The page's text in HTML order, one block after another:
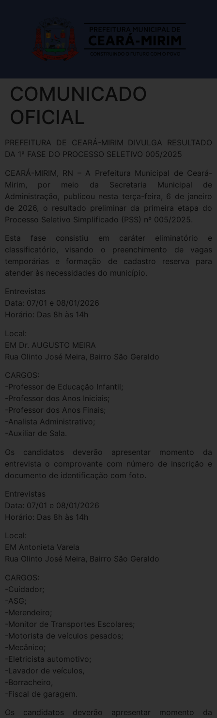
COMUNICADO
OFICIAL
PREFEITURA DE CEARÁ-MIRIM DIVULGA RESULTADO
DA 1ª FASE DO PROCESSO SELETIVO 005/2025
CEARÁ-MIRIM, RN – A Prefeitura Municipal de Ceará-
Mirim, por meio da Secretaria Municipal de
Administração, publicou nesta terça-feira, 6 de janeiro
de 2026, o resultado preliminar da primeira etapa do
Processo Seletivo Simplificado (PSS) nº 005/2025.
Esta fase consistiu em caráter eliminatório e
classificatório, visando o preenchimento de vagas
temporárias e formação de cadastro reserva para
atender às necessidades do município.
Entrevistas
Data: 07/01 e 08/01/2026
Horário: Das 8h às 14h
Local:
EM Dr. AUGUSTO MEIRA
Rua Olinto José Meira, Bairro São Geraldo
CARGOS:
-Professor de Educação Infantil;
-Professor dos Anos Iniciais;
-Professor dos Anos Finais;
-Analista Administrativo;
-Auxiliar de Sala.
Os candidatos deverão apresentar momento da
entrevista o comprovante com número de inscrição e
documento de identificação com foto.
Entrevistas
Data: 07/01 e 08/01/2026
Horário: Das 8h às 14h
Local:
EM Antonieta Varela
Rua Olinto José Meira, Bairro São Geraldo
CARGOS:
-Cuidador;
-ASG;
-Merendeiro;
-Monitor de Transportes Escolares;
-Motorista de veículos pesados;
-Mecânico;
-Eletricista automotivo;
-Lavador de veículos,
-Borracheiro,
-Fiscal de garagem.
Os candidatos deverão apresentar momento da